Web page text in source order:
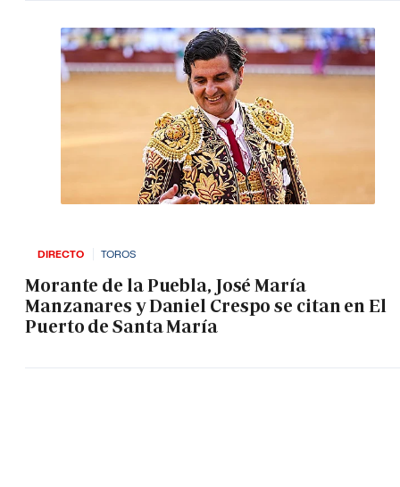
DIRECTO TOROS
Morante de la Puebla, José María
Manzanares y Daniel Crespo se citan en El
Puerto de Santa María